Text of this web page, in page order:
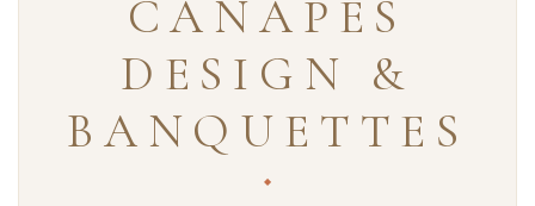
CANAPÉS
DESIGN &
BANQUETTES